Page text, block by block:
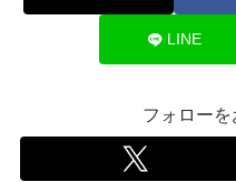
LINE
フォローを